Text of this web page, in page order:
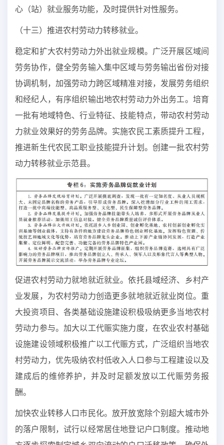
心（站）就业服务功能，及时提供针对性服务。
（十三）推进农村劳动力转移就业。
稳定和扩大农村劳动力外出就业规模。广泛开展区域间
劳务协作，健全劳务输入集中区域与劳务输出省份对接
协调机制，加强劳动力跨区域精准对接，发展劳务组织
和经纪人，有序组织输出地农村劳动力外出务工。培育
一批有地域特色、行业特征、技能特点，带动农村劳动
力就业效果好的劳务品牌。实施农民工素质提升工程，
推进新生代农民工职业技能提升计划。创建一批农村劳
动力转移就业示范县。
促进农村劳动力就地就近就业。依托县域经济、乡村产
业发展，为农村劳动力创造更多就地就近就业岗位。重
大投资项目、各类基础设施建设积极吸纳更多当地农村
劳动力参与。加大以工代赈实施力度，在农业农村基础
设施建设领域积极推广以工代赈方式，广泛组织当地农
村劳动力，优先吸纳农村低收入人口参与工程建设以及
建成后的维修养护，并及时足额发放以工代赈劳务报
酬。
加快农业转移人口市民化。放开放宽除个别超大城市外
的落户限制，试行以经常居住地登记户口制度。推动地